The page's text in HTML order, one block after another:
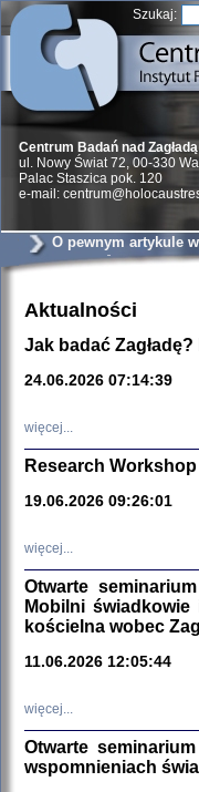
Szukaj:
Centrum Badań nad
ul. Nowy Świat 72, 00-330
Palac Staszica pok. 120
e-mail:
O pewnym artykule
Yorker《
Aktualności
Jak badać
24.06.2026 07:14:39
więcej...
Research
19.06.2026 09:26:01
więcej...
Otwarte
Mobilni
kościelna wobec
11.06.2026 12:05:44
więcej...
Otwarte
wspomnieniach